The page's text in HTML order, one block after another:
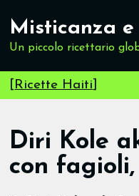
Misticanza
Un piccolo ricettario
[Ricette Haiti]
Diri Kole
con